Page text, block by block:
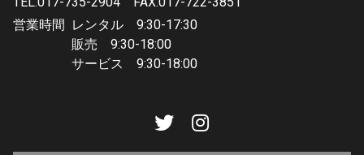
営業時間 レンタル 9:30-17:30
販売 9:30-18:00
サービス 9:30-18:00